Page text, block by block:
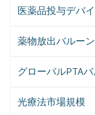
医薬品投与デバ
薬物放出バルー
グローバルPTA
光療法市場規模